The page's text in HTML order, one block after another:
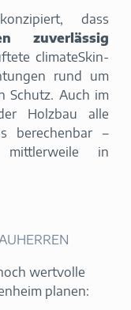
dass
zuverlässig
climateSkin-
rund um
Schutz. Auch im
Holzbau alle
berechenbar –
mittlerweile in
wertvolle
planen: